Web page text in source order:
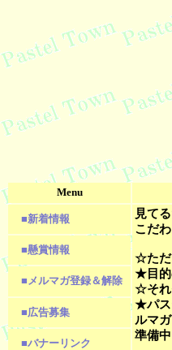
Menu
■新着情報
見て
こだ
☆ただ
★目的
☆それ
★パス
ルマガ
準備中
■懸賞情報
■メルマガ登録＆解除
■広告募集
■バナーリンク